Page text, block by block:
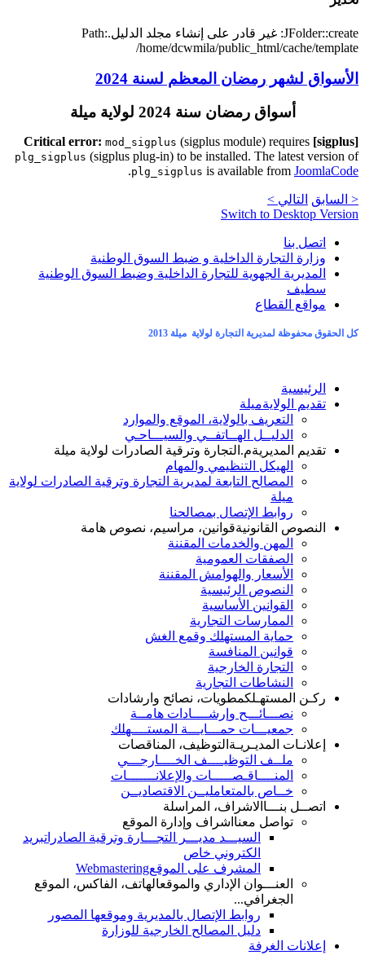
JFolder::create: غير قادر على إنشاء مجلد الدليل.Path:
/home/dcwmila/public_html/cache/template
الأسواق لشهر رمضان المعظم لسنة 2024
أسواق رمضان سنة 2024 لولاية ميلة
[sigplus] Critical error:
mod_sigplus (sigplus module) requires
plg_sigplus (sigplus plug-in) to be installed. The latest version of
plg_sigplus is available from JoomlaCode
.
< السابق التالي >
Switch to Desktop Version
اتصل بنا
وزارة التجارة الداخلية و ضبط السوق الوطنية
المديرية الجهوية للتجارة الداخلية وضبط السوق الوطنية
سطيف
مواقع القطاع
كل الحقوق محفوظة لمديرية التجارة لولاية ميلة 2013
الرئيسية
تقديم الولايةميلة
التعريف بالولاية، الموقع والموارد
الدليــل الهــاتفــي والسيـــاحـي
تقديم المديريةم.التجارة وترقية الصادرات لولاية ميلة
الهيكل التنظيمي والمهام
المصالح التابعة لمديرية التجارة وترقية الصادرات لولاية
ميلة
روابط الإتصال بمصالحنا
النصوص القانونيةقوانين، مراسيم، نصوص هامة
المهن والخدمات المقننة
الصفقات العمومية
الأسعار والهوامش المقننة
النصوص الرئيسية
القوانين الأساسية
الممارسات التجارية
حماية المستهلك وقمع الغش
قوانين المنافسة
التجارة الخارجية
النشاطات التجارية
ركـن المستهـلكمطويات، نصائح وارشادات
نصـــائـــح وإرشــــادات هامــة
جمعيـــات حمـــايـــة المستــــهلك
إعلانـات المديـريـة التوظيف، المناقصات
ملــف التوظيــــف الخــــارجـــي
المنــــاقـصـــــات والإعلانـــــــات
خــاص بالمتعامليــن الاقتصاديــن
اتصــل بنـــا الاشراف، المراسلة
تواصل معنا اشراف وإدارة الموقع
السيـــد مديـــر التجـــارة وترقية الصادراتبريد
الكتروني خاص
المشرف على الموقعWebmastering
العنـــوان الإداري والموقعالهاتف، الفاكس، الموقع
الجغرافي...
روابط الإتصال بالمديرية وموقعها المصور
دليل المصالح الخارجية للوزارة
إعلانات الغرفة